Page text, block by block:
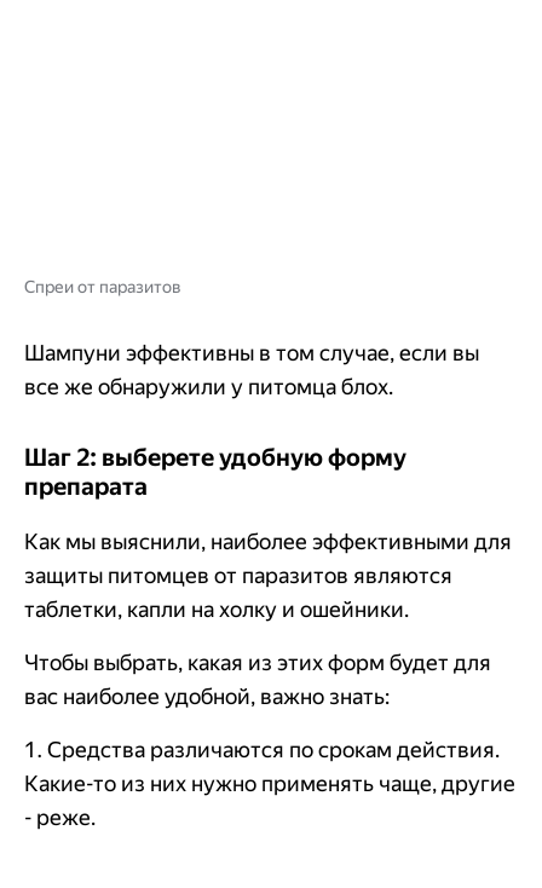
Спреи от паразитов
Шампуни эффективны в том случае, если вы
все же обнаружили у питомца блох.
Шаг 2: выберете удобную форму
препарата
Как мы выяснили, наиболее эффективными для
защиты питомцев от паразитов являются
таблетки, капли на холку и ошейники.
Чтобы выбрать, какая из этих форм будет для
вас наиболее удобной, важно знать:
1. Средства различаются по срокам действия.
Какие-то из них нужно применять чаще, другие
- реже.